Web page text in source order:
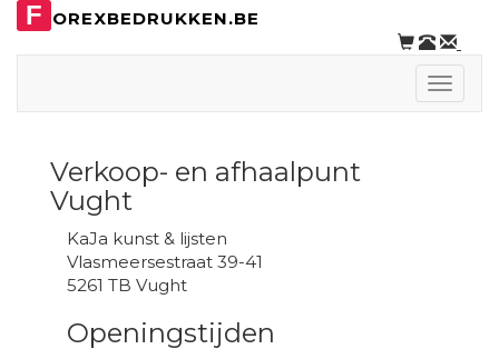
F OREXBEDRUKKEN.BE
Toggle
Verkoop- en afhaalpunt
Vught
KaJa kunst & lijsten
Vlasmeersestraat 39-41
5261 TB Vught
Openingstijden